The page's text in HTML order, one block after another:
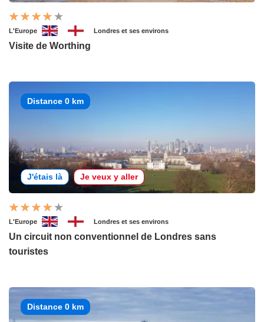
L'Europe Londres et ses environs
Visite de Worthing
Distance 0 km
J'étais là Je veux y aller
L'Europe Londres et ses environs
Un circuit non conventionnel de Londres sans
touristes
Distance 0 km